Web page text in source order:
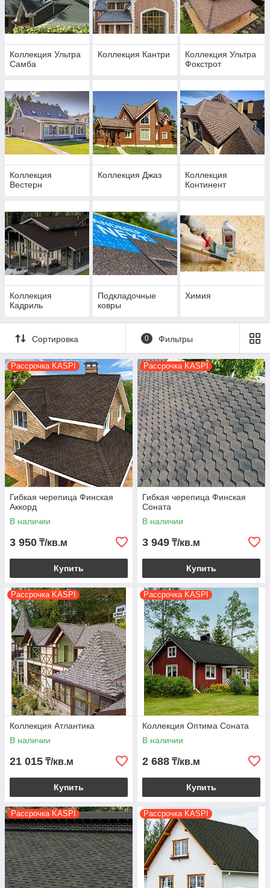
Коллекция Ультра
Самба
Коллекция Кантри
Коллекция Ультра
Фокстрот
Коллекция
Вестерн
Коллекция Джаз
Коллекция
Континент
Коллекция
Кадриль
Подкладочные
ковры
Химия
Сортировка 0 Фильтры
Рассрочка KASPI
Гибкая черепица Финская
Аккорд
В наличии
3 950 ₸/кв.м
Купить
Рассрочка KASPI
Гибкая черепица Финская
Соната
В наличии
3 949 ₸/кв.м
Купить
Рассрочка KASPI
Коллекция Атлантика
В наличии
21 015 ₸/кв.м
Купить
Рассрочка KASPI
Коллекция Оптима Соната
В наличии
2 688 ₸/кв.м
Купить
Рассрочка KASPI Рассрочка KASPI